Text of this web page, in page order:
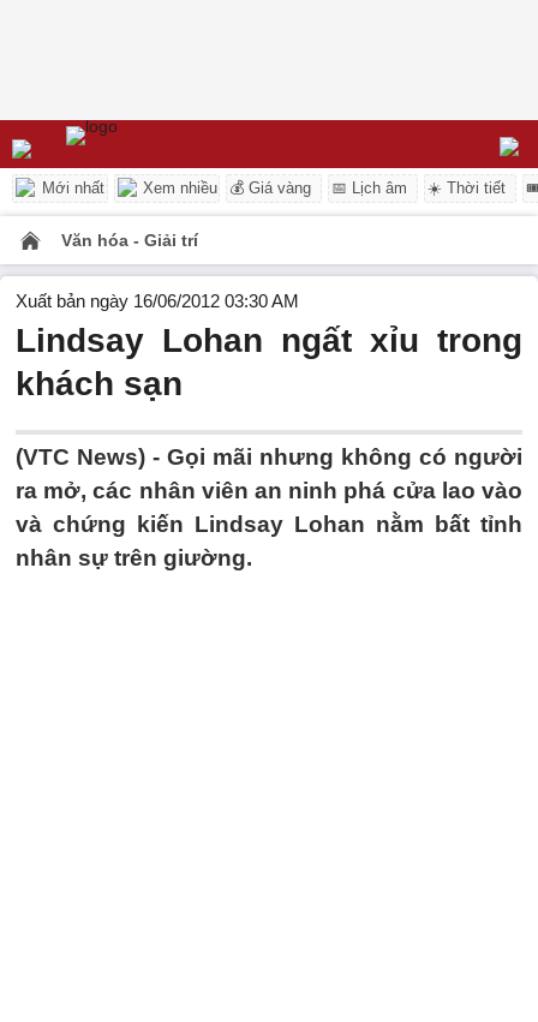
Mới nhất Xem nhiều 💰 Giá vàng 📅 Lịch âm ☀️ Thời tiết
Văn hóa - Giải trí
Xuất bản ngày 16/06/2012 03:30 AM
Lindsay Lohan ngất xỉu trong
khách sạn
(VTC News) - Gọi mãi nhưng không có người
ra mở, các nhân viên an ninh phá cửa lao vào
và chứng kiến Lindsay Lohan nằm bất tỉnh
nhân sự trên giường.